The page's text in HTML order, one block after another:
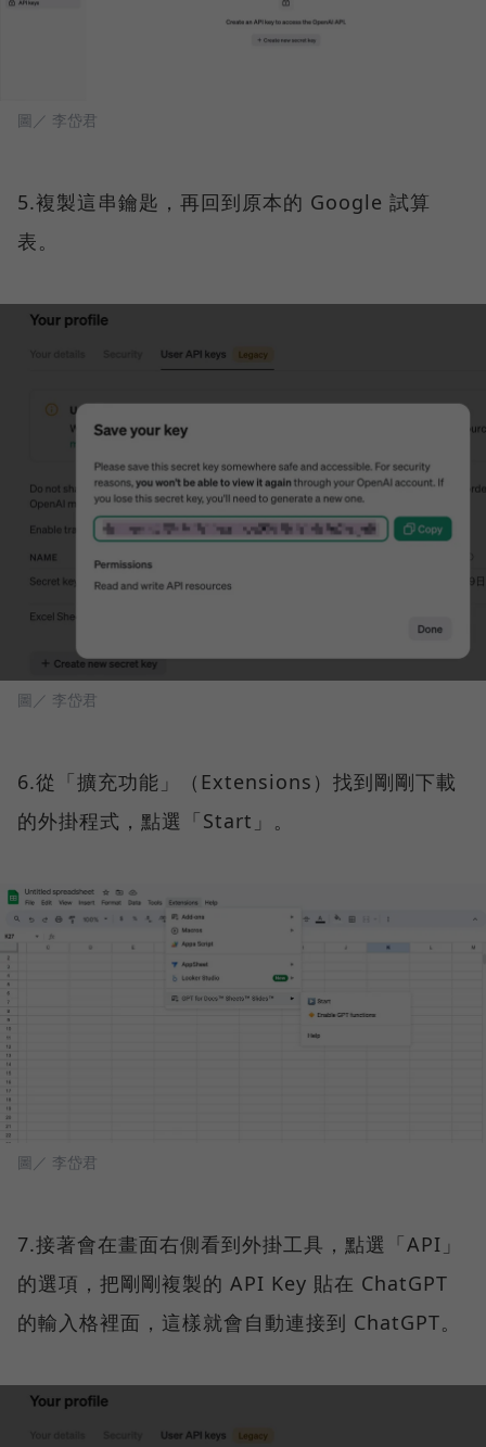
圖／ 李岱君
5.複製這串鑰匙，再回到原本的 Google 試算
表。
圖／ 李岱君
6.從「擴充功能」（Extensions）找到剛剛下載
的外掛程式，點選「Start」。
圖／ 李岱君
7.接著會在畫面右側看到外掛工具，點選「API」
的選項，把剛剛複製的 API Key 貼在 ChatGPT
的輸入格裡面，這樣就會自動連接到 ChatGPT。